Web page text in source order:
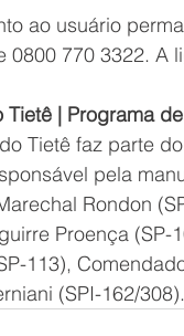
ao usuário
0800 770 3322. A
Tietê | Programa
Tietê faz parte
pela
Rondon
Proença (SP-
113),
(SPI-162/308).